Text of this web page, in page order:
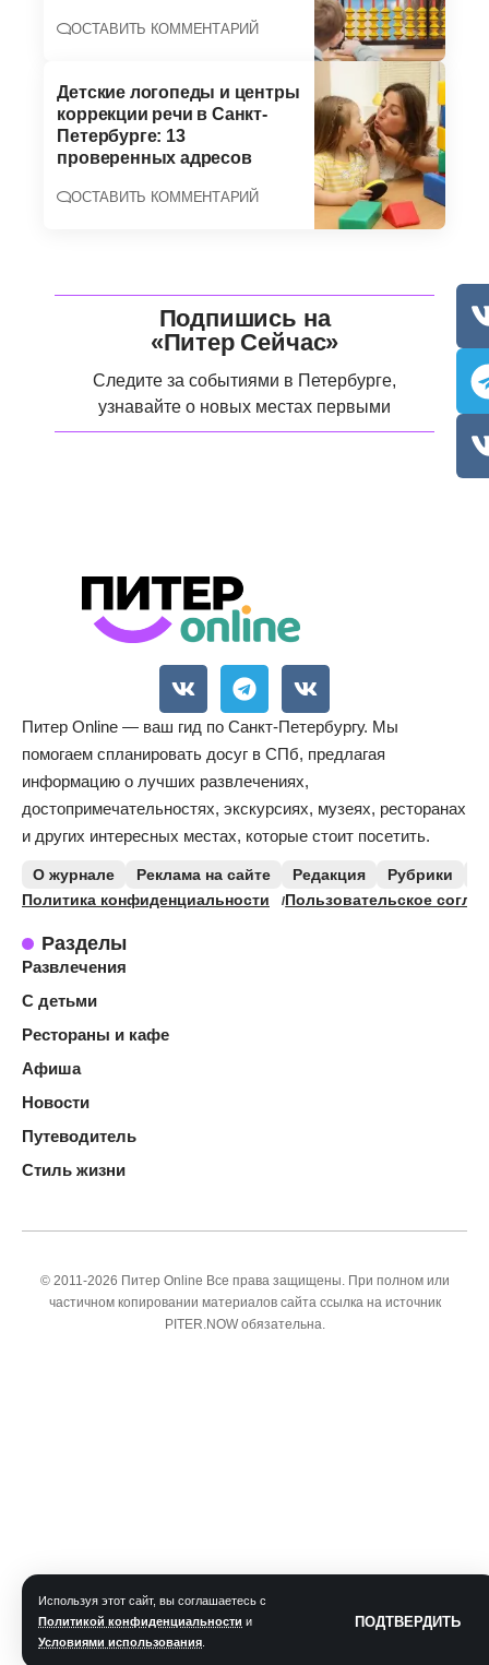
Используя этот сайт, вы соглашаетесь с
Политикой конфиденциальности и
Условиями использования
ПОДТВЕРДИТЬ
ОСТАВИТЬ КОММЕНТАРИЙ
Детские логопеды и центры
коррекции речи в Санкт-
Петербурге: 13
проверенных адресов
ОСТАВИТЬ КОММЕНТАРИЙ
Подпишись на
«Питер Сейчас»
Следите за событиями в Петербурге,
узнавайте о новых местах первыми
Питер Online — ваш гид по Санкт-Петербургу. Мы
помогаем спланировать досуг в СПб, предлагая
информацию о лучших развлечениях,
достопримечательностях, экскурсиях, музеях, ресторанах
и других интересных местах, которые стоит посетить.
О журнале Реклама на сайте Редакция Рубрики
Политика конфиденциальности
Пользовательское
Разделы
Развлечения
С детьми
Рестораны и кафе
Афиша
Новости
Путеводитель
Стиль жизни
© 2011-2026 Питер Online Все права защищены. При полном или
частичном копировании материалов сайта ссылка на источник
PITER.NOW обязательна.